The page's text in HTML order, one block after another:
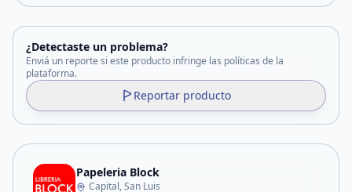
¿Detectaste un problema?
Enviá un reporte si este producto infringe las políticas de la
plataforma.
Reportar producto
Papeleria Block
Capital, San Luis